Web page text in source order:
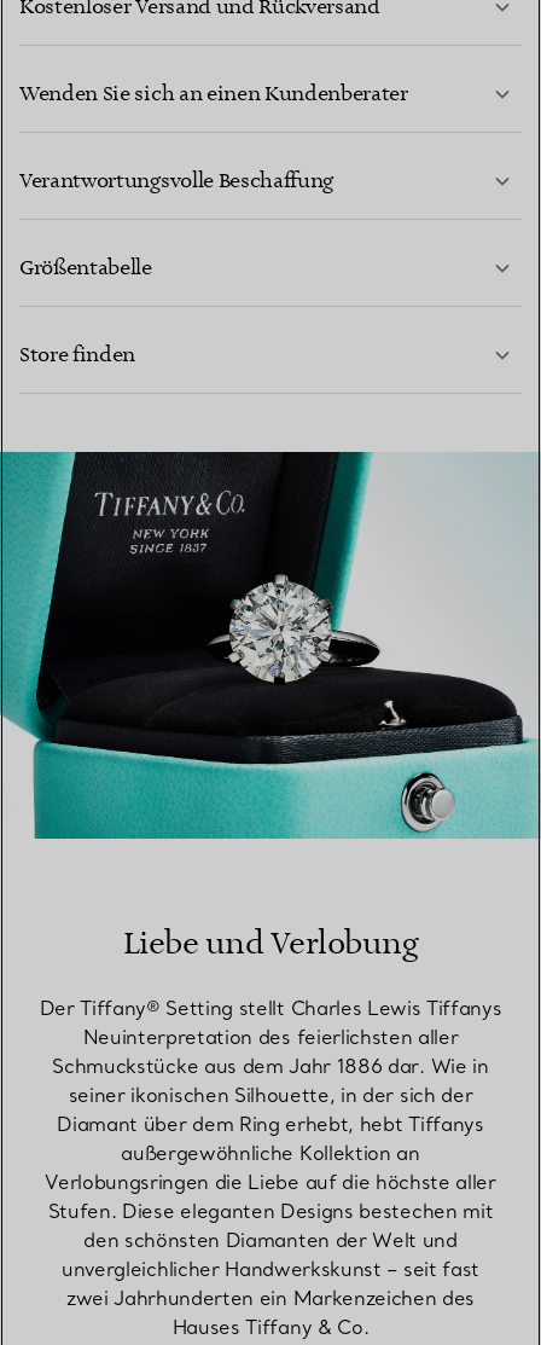
Kostenloser Versand und Rückversand
Wenden Sie sich an einen Kundenberater
Verantwortungsvolle Beschaffung
MEHR ERFAHREN
Größentabelle
Store finden
EINEN STORE IN IHRER NÄHE FINDEN
Liebe und Verlobung
Der Tiffany® Setting stellt Charles Lewis Tiffanys
Neuinterpretation des feierlichsten aller
Schmuckstücke aus dem Jahr 1886 dar. Wie in
seiner ikonischen Silhouette, in der sich der
Diamant über dem Ring erhebt, hebt Tiffanys
außergewöhnliche Kollektion an
Verlobungsringen die Liebe auf die höchste aller
Stufen. Diese eleganten Designs bestechen mit
den schönsten Diamanten der Welt und
unvergleichlicher Handwerkskunst – seit fast
zwei Jahrhunderten ein Markenzeichen des
Hauses Tiffany & Co.